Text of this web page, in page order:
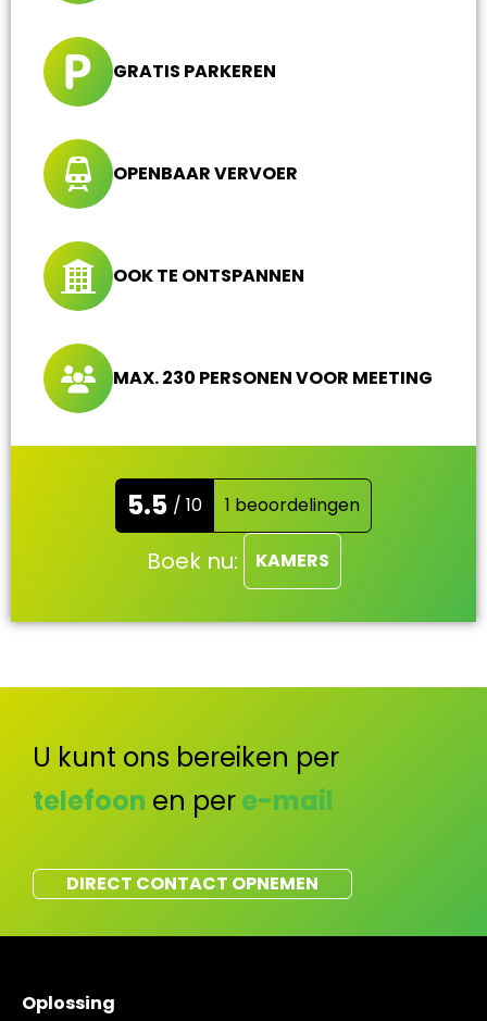
GRATIS PARKEREN
OPENBAAR VERVOER
OOK TE ONTSPANNEN
MAX. 230 PERSONEN VOOR MEETING
5.5 / 10 1 beoordelingen
Boek nu: KAMERS
U kunt ons bereiken per
telefoon en pere-mail
DIRECT CONTACT OPNEMEN
Oplossing